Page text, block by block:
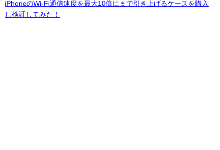
iPhoneのWi-Fi通信速度を最大10倍にまで引き上げるケースを購入
し検証してみた！